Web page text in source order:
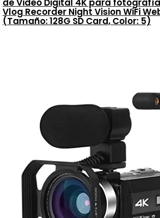
de Video Digital 4K para fotografía
Vlog Recorder Night Vision WiFi
(Tamaño: 128G SD Card, Color: 5)